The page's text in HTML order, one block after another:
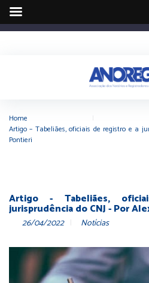
Home
Artigo – Tabeliães, oficiais de registro e a
Pontieri
Artigo - Tabeliães,
jurisprudência do CNJ - Por
26/04/2022 Notícias